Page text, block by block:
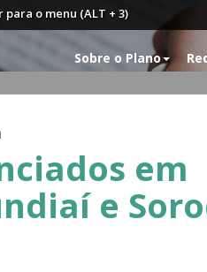
para o menu (ALT + 3)
Sobre o Plano
em
e